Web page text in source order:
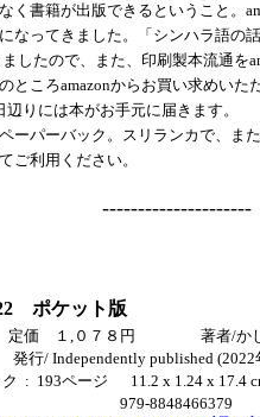
く書籍が出版できるということ。
なってきました。「シンハラ語の
したので、また、印刷製本流通を
ところamazonからお買い求めい
りには本がお手元に届きます。
ーパーバック。スリランカで、ま
ご利用ください。
---------------------
ポケット版
定価 １,０７８円 著者/かし
行/ Independently published
979-8848466379